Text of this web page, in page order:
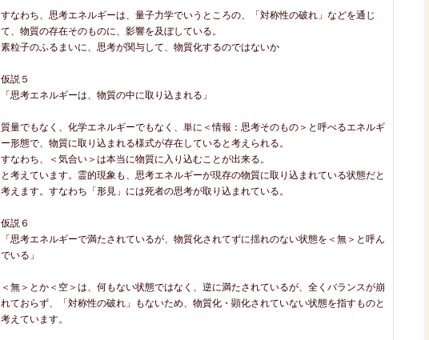
すなわち、思考エネルギーは、量子力学でいうところの、「対称性の破れ」などを通じ
て、物質の存在そのものに、影響を及ぼしている。
素粒子のふるまいに、思考が関与して、物質化するのではないか
仮説５
「思考エネルギーは、物質の中に取り込まれる」
質量でもなく、化学エネルギーでもなく、単に＜情報：思考そのもの＞と呼べるエネルギ
ー形態で、物質に取り込まれる様式が存在していると考えられる。
すなわち、＜気合い＞は本当に物質に入り込むことが出来る。
と考えています。霊的現象も、思考エネルギーが現存の物質に取り込まれている状態だと
考えます。すなわち「形見」には死者の思考が取り込まれている。
仮説６
「思考エネルギーで満たされているが、物質化されてずに揺れのない状態を＜無＞と呼ん
でいる」
＜無＞とか＜空＞は、何もない状態ではなく、逆に満たされているが、全くバランスが崩
れておらず、「対称性の破れ」もないため、物質化・顕化されていない状態を指すものと
考えています。